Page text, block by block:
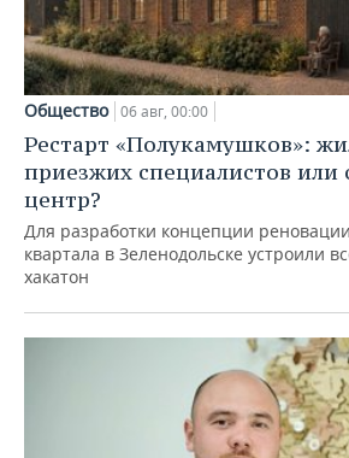
Общество 06 авг, 00:00
Рестарт «Полукамушков»:
приезжих специалистов
центр?
Для разработки концепции
квартала в Зеленодольске устроили
хакатон